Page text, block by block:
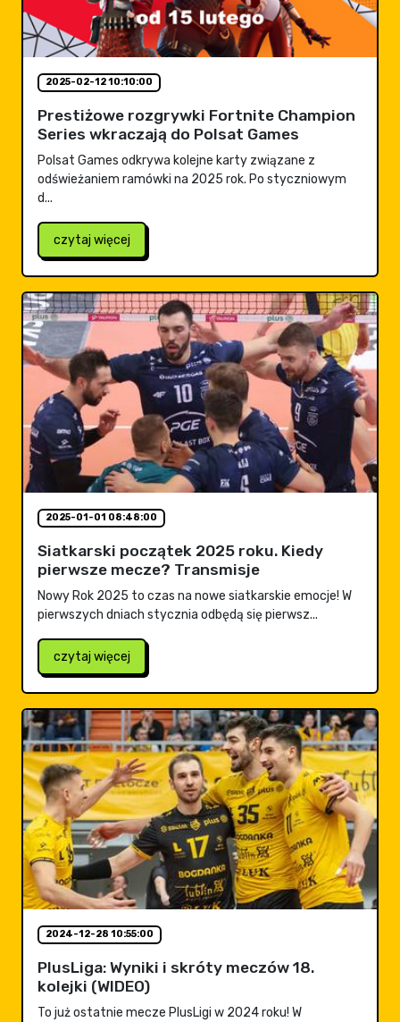
2025-02-12 10:10:00
Prestiżowe rozgrywki Fortnite Champion
Series wkraczają do Polsat Games
Polsat Games odkrywa kolejne karty związane z
odświeżaniem ramówki na 2025 rok. Po styczniowym
d...
czytaj więcej
2025-01-01 08:48:00
Siatkarski początek 2025 roku. Kiedy
pierwsze mecze? Transmisje
Nowy Rok 2025 to czas na nowe siatkarskie emocje! W
pierwszych dniach stycznia odbędą się pierwsz...
czytaj więcej
2024-12-28 10:55:00
PlusLiga: Wyniki i skróty meczów 18.
kolejki (WIDEO)
To już ostatnie mecze PlusLigi w 2024 roku! W